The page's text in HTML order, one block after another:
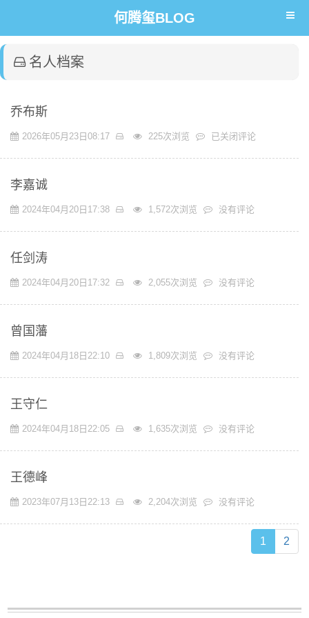
名人档案
乔布斯
2026年05月23日08:17 225次浏览
乔
已关闭评论
李嘉诚
2024年04月20日17:38 1,572次浏览 没有评论
任剑涛
2024年04月20日17:32 2,055次浏览 没有评论
曾国藩
2024年04月18日22:10 1,809次浏览 没有评论
王守仁
2024年04月18日22:05 1,635次浏览 没有评论
王德峰
2023年07月13日22:13 2,204次浏览 没有评论
1 (current)
2
何腾玺BLOG